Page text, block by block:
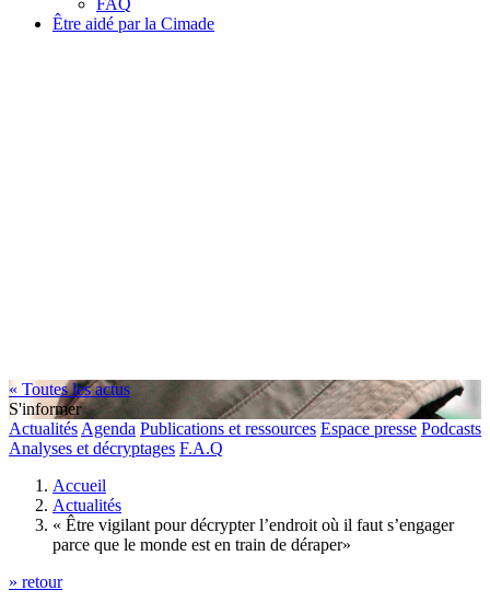
FAQ
Être aidé par la Cimade
« Toutes les actus
S'informer
Actualités Agenda Publications et ressources Espace presse Podcasts
Analyses et décryptages F.A.Q
Accueil
Actualités
« Être vigilant pour décrypter l’endroit où il faut s’engager
parce que le monde est en train de déraper»
» retour